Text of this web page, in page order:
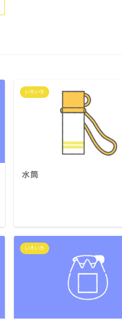
いろいろ
水筒
いろいろ